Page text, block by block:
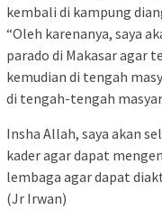
kembali di kampung
“Oleh karenanya, saya
parado di Makasar agar
kemudian di tengah
di tengah-tengah
Insha Allah, saya akan
kader agar dapat
lembaga agar dapat
(Jr Irwan)